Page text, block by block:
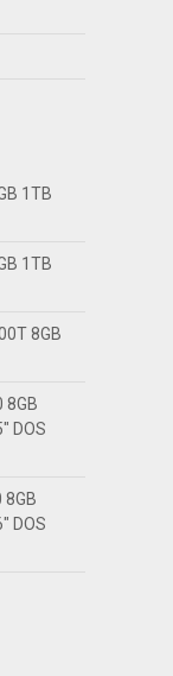
1TB
1TB
8GB
8GB
DOS
8GB
DOS